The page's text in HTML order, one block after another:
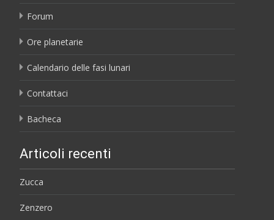
Forum
Ore planetarie
Calendario delle fasi lunari
Contattaci
Bacheca
Articoli recenti
Zucca
Zenzero